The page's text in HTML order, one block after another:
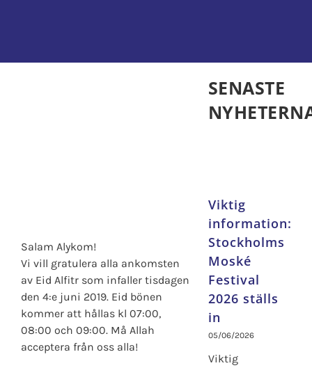
Salam Alykom!
Vi vill gratulera alla ankomsten
av Eid Alfitr som infaller tisdagen
den 4:e juni 2019. Eid bönen
kommer att hållas kl 07:00,
08:00 och 09:00. Må Allah
acceptera från oss alla!
SENASTE
Viktig
information:
Stockholms
Moské
Festival
2026 ställs
in
05/06/2026
Viktig